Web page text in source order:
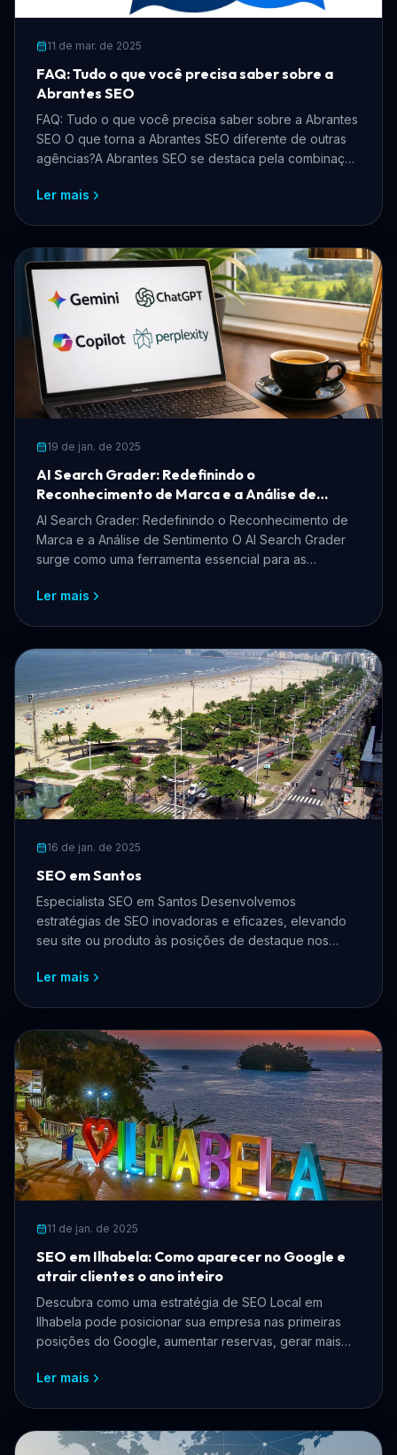
11 de mar. de 2025
FAQ: Tudo o que você precisa saber sobre a
Abrantes SEO
FAQ: Tudo o que você precisa saber sobre a Abrantes
SEO O que torna a Abrantes SEO diferente de outras
agências?A Abrantes SEO se destaca pela combinação
Ler mais
19 de jan. de 2025
AI Search Grader: Redefinindo o
Reconhecimento de Marca e a Análise de
Sentimento
AI Search Grader: Redefinindo o Reconhecimento de
Marca e a Análise de Sentimento O AI Search Grader
surge como uma ferramenta essencial para as
Ler mais
16 de jan. de 2025
SEO em Santos
Especialista SEO em Santos Desenvolvemos
estratégias de SEO inovadoras e eficazes, elevando
seu site ou produto às posições de destaque nos
Ler mais
11 de jan. de 2025
SEO em Ilhabela: Como aparecer no Google e
atrair clientes o ano inteiro
Descubra como uma estratégia de SEO Local em
Ilhabela pode posicionar sua empresa nas primeiras
posições do Google, aumentar reservas, gerar mais
Ler mais